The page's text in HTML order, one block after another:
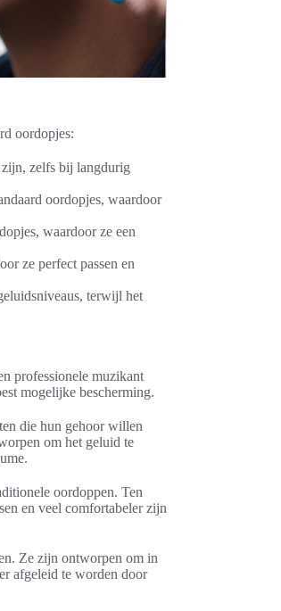
oordopjes:
zelfs bij langdurig
oordopjes, waardoor
waardoor ze een
ze perfect passen en
terwijl het
professionele muzikant
mogelijke bescherming.
die hun gehoor willen
om het geluid te
oordoppen. Ten
en veel comfortabeler zijn
Ze zijn ontworpen om in
afgeleid te worden door